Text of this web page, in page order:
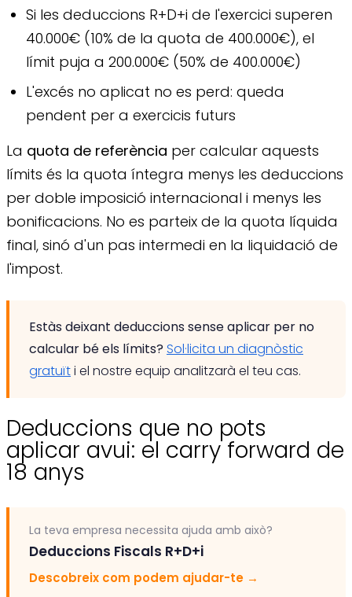
Si les deduccions R+D+i de l'exercici superen
40.000€ (10% de la quota de 400.000€), el
límit puja a 200.000€ (50% de 400.000€)
L'excés no aplicat no es perd: queda
pendent per a exercicis futurs
La quota de referència per calcular aquests
límits és la quota íntegra menys les deduccions
per doble imposició internacional i menys les
bonificacions. No es parteix de la quota líquida
final, sinó d'un pas intermedi en la liquidació de
l'impost.
Estàs deixant deduccions sense aplicar per no
calcular bé els límits? Sol·licita un diagnòstic
gratuïti el nostre equip analitzarà el teu cas.
Deduccions que no pots
aplicar avui: el carry forward de
18 anys
La teva empresa necessita ajuda amb això?
Deduccions Fiscals R+D+i
Descobreix com podem ajudar-te →